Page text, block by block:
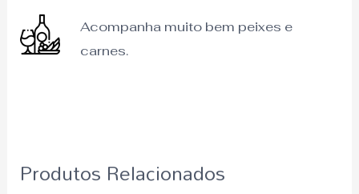
Acompanha muito bem peixes e
carnes.
Produtos Relacionados